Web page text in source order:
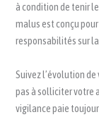
à condition de tenir
malus est conçu
responsabilités sur la
Suivez l’évolution
pas à solliciter votre
vigilance paie